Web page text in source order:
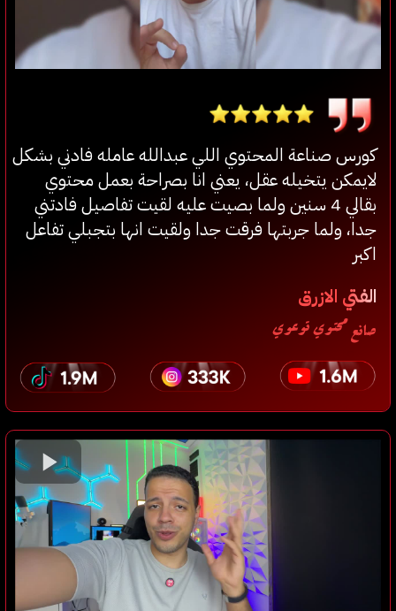
كورس صناعة المحتوي اللي عبدالله عامله فادني بشكل
لايمكن يتخيله عقل، يعني انا بصراحة بعمل محتوي
بقالي 4 سنين ولما بصيت عليه لقيت تفاصيل فادتني
جدا، ولما جربتها فرقت جدا ولقيت انها بتجبلي تفاعل
اكبر
الفتي الازرق
صانع محتوي توعوي